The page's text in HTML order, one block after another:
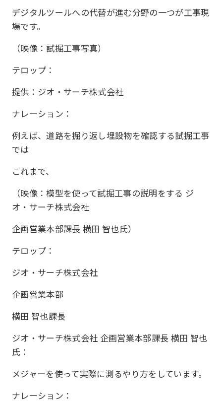
デジタルツールへの代替が進む分野の一つが工事現
場です。
（映像：試掘工事写真）
テロップ：
提供：ジオ・サーチ株式会社
ナレーション：
例えば、道路を掘り返し埋設物を確認する試掘工事
では
これまで、
（映像：模型を使って試掘工事の説明をする ジ
オ・サーチ株式会社
企画営業本部課長 横田 智也氏）
テロップ：
ジオ・サーチ株式会社
企画営業本部
横田 智也課長
ジオ・サーチ株式会社 企画営業本部課長 横田 智也
氏：
メジャーを使って実際に測るやり方をしています。
ナレーション：